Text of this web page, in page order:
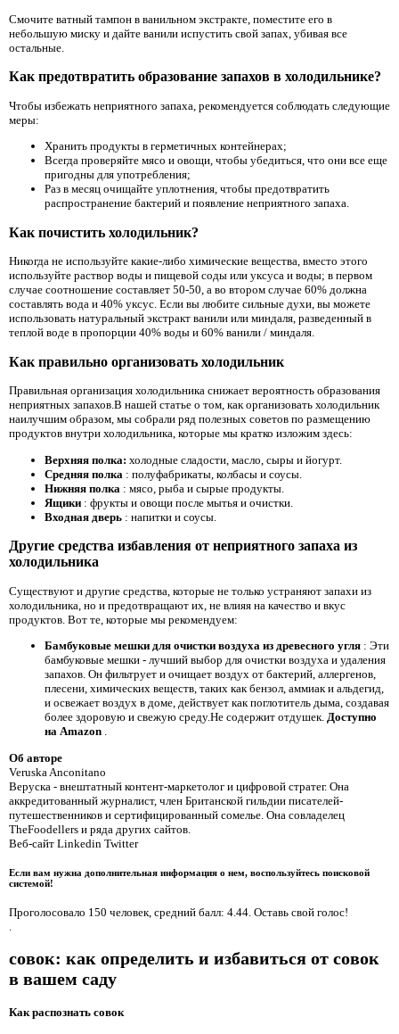
Смочите ватный тампон в ванильном экстракте, поместите его в
небольшую миску и дайте ванили испустить свой запах, убивая все
остальные.
Как предотвратить образование запахов в холодильнике?
Чтобы избежать неприятного запаха, рекомендуется соблюдать следующие
меры:
Хранить продукты в герметичных контейнерах;
Всегда проверяйте мясо и овощи, чтобы убедиться, что они все еще
пригодны для употребления;
Раз в месяц очищайте уплотнения, чтобы предотвратить
распространение бактерий и появление неприятного запаха.
Как почистить холодильник?
Никогда не используйте какие-либо химические вещества, вместо этого
используйте раствор воды и пищевой соды или уксуса и воды; в первом
случае соотношение составляет 50-50, а во втором случае 60% должна
составлять вода и 40% уксус. Если вы любите сильные духи, вы можете
использовать натуральный экстракт ванили или миндаля, разведенный в
теплой воде в пропорции 40% воды и 60% ванили / миндаля.
Как правильно организовать холодильник
Правильная организация холодильника снижает вероятность образования
неприятных запахов.В нашей статье о том, как организовать холодильник
наилучшим образом, мы собрали ряд полезных советов по размещению
продуктов внутри холодильника, которые мы кратко изложим здесь:
Верхняя полка: холодные сладости, масло, сыры и йогурт.
Средняя полка : полуфабрикаты, колбасы и соусы.
Нижняя полка : мясо, рыба и сырые продукты.
Ящики : фрукты и овощи после мытья и очистки.
Входная дверь : напитки и соусы.
Другие средства избавления от неприятного запаха из
холодильника
Существуют и другие средства, которые не только устраняют запахи из
холодильника, но и предотвращают их, не влияя на качество и вкус
продуктов. Вот те, которые мы рекомендуем:
Бамбуковые мешки для очистки воздуха из древесного угля : Эти
бамбуковые мешки - лучший выбор для очистки воздуха и удаления
запахов. Он фильтрует и очищает воздух от бактерий, аллергенов,
плесени, химических веществ, таких как бензол, аммиак и альдегид,
и освежает воздух в доме, действует как поглотитель дыма, создавая
более здоровую и свежую среду.Не содержит отдушек. Доступно
на Amazon .
Об авторе
Veruska Anconitano
Веруска - внештатный контент-маркетолог и цифровой стратег. Она
аккредитованный журналист, член Британской гильдии писателей-
путешественников и сертифицированный сомелье. Она совладелец
TheFoodellers и ряда других сайтов.
Веб-сайт Linkedin Twitter
Если вам нужна дополнительная информация о нем, воспользуйтесь поисковой
системой!
Проголосовало 150 человек, средний балл: 4.44. Оставь свой голос!
совок: как определить и избавиться от совок
в вашем саду
Как распознать совок